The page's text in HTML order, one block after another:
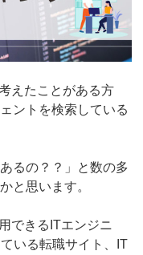
えたことがある方
ントを検索している
るの？？」と数の多
と思います。
できるITエンジニ
いる転職サイト、IT